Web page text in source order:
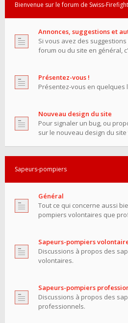
Bienvenue sur le forum de Swiss-
Annonces, suggestions et
Si vous avez des
forum ou du site en général,
Présentez-vous !
Présentez-vous en quelques
Nouveau design du site
Pour signaler un bug, ou
sur le nouveau design du site
Sapeurs-pompiers
Général
Tout ce qui concerne aussi
pompiers volontaires que
Sapeurs-pompiers
Discussions à propos des
volontaires.
Sapeurs-pompiers
Discussions à propos des
professionnels.